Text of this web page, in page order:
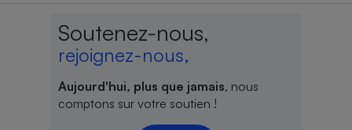
Soutenez-nous,
rejoignez-nous,
Aujourd'hui, plus que jamais, nous
comptons sur votre soutien !